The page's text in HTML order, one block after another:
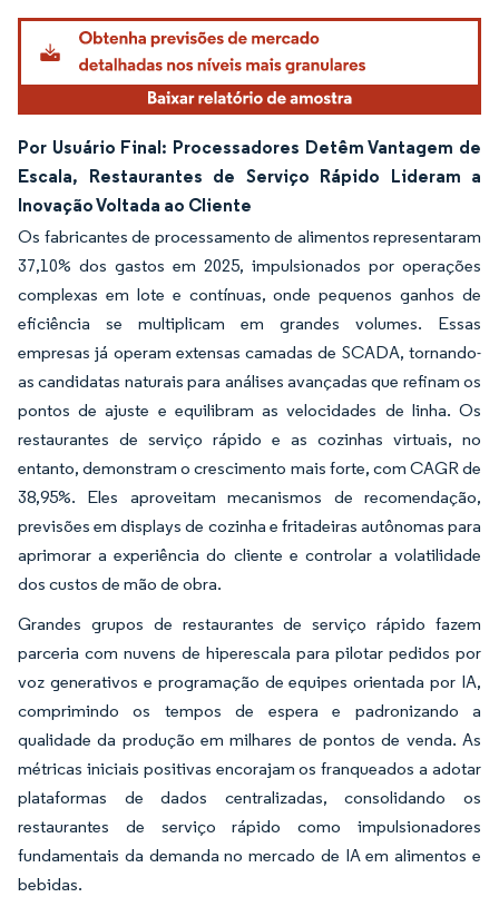
Por Usuário Final: Processadores Detêm Vantagem de
Escala, Restaurantes de Serviço Rápido Lideram a
Inovação Voltada ao Cliente
Os fabricantes de processamento de alimentos representaram
37,10% dos gastos em 2025, impulsionados por operações
complexas em lote e contínuas, onde pequenos ganhos de
eficiência se multiplicam em grandes volumes. Essas
empresas já operam extensas camadas de SCADA, tornando-
as candidatas naturais para análises avançadas que refinam os
pontos de ajuste e equilibram as velocidades de linha. Os
restaurantes de serviço rápido e as cozinhas virtuais, no
entanto, demonstram o crescimento mais forte, com CAGR de
38,95%. Eles aproveitam mecanismos de recomendação,
previsões em displays de cozinha e fritadeiras autônomas para
aprimorar a experiência do cliente e controlar a volatilidade
dos custos de mão de obra.
Grandes grupos de restaurantes de serviço rápido fazem
parceria com nuvens de hiperescala para pilotar pedidos por
voz generativos e programação de equipes orientada por IA,
comprimindo os tempos de espera e padronizando a
qualidade da produção em milhares de pontos de venda. As
métricas iniciais positivas encorajam os franqueados a adotar
plataformas de dados centralizadas, consolidando os
restaurantes de serviço rápido como impulsionadores
fundamentais da demanda no mercado de IA em alimentos e
bebidas.